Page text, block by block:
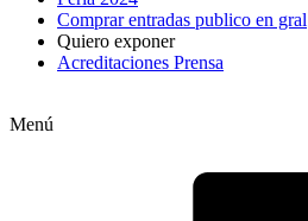
Comprar entradas publico en gral
Quiero exponer
Acreditaciones Prensa
Menú